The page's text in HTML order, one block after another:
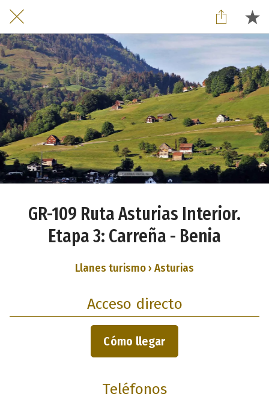
GR-109 Ruta Asturias Interior.
Etapa 3: Carreña - Benia
Llanes turismo › Asturias
Acceso directo
Cómo llegar
Teléfonos